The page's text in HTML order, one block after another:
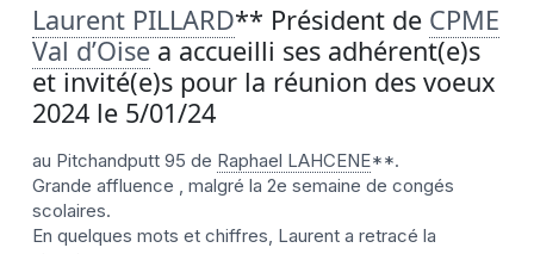
Laurent PILLARD** Président de CPME
Val d’Oise a accueilli ses adhérent(e)s
et invité(e)s pour la réunion des voeux
2024 le 5/01/24
au Pitchandputt 95 de Raphael LAHCENE**.
Grande affluence , malgré la 2e semaine de congés
scolaires.
En quelques mots et chiffres, Laurent a retracé la